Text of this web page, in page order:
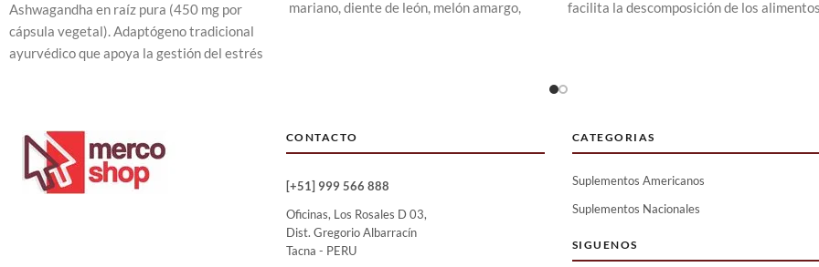
Ashwagandha en raíz pura (450 mg por
cápsula vegetal). Adaptógeno tradicional
ayurvédico que apoya la gestión del estrés
mariano, diente de león, melón amargo,
mg de polvo de hierba cruda.
berberina apoya naturalmente la
mejorando la digestión y ayudando a
controlar el peso.
facilita la descomposición de los
ayudar a reducir los niveles de
relacionado con enfermedades
cardiovasculares.
prevenir problemas digestivos como la
CONTACTO
[+51] 999 566 888
Oficinas, Los Rosales D 03,
Dist. Gregorio Albarracín
Tacna - PERU
CATEGORIAS
Suplementos Americanos
Suplementos Nacionales
SIGUENOS